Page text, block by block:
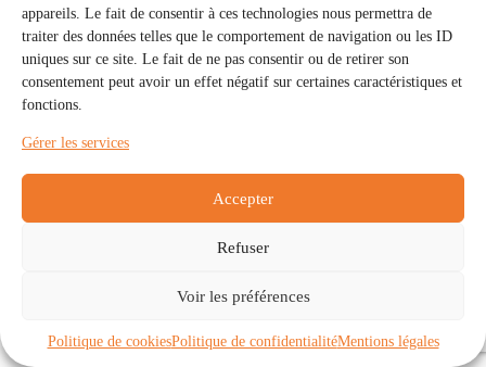
appareils. Le fait de consentir à ces technologies nous permettra de
traiter des données telles que le comportement de navigation ou les ID
uniques sur ce site. Le fait de ne pas consentir ou de retirer son
consentement peut avoir un effet négatif sur certaines caractéristiques et
fonctions.
Gérer les services
Accepter
Refuser
Voir les préférences
Politique de cookiesPolitique de confidentialitéMentions légales
Communautés
À propos
Politique de cookies (UE)